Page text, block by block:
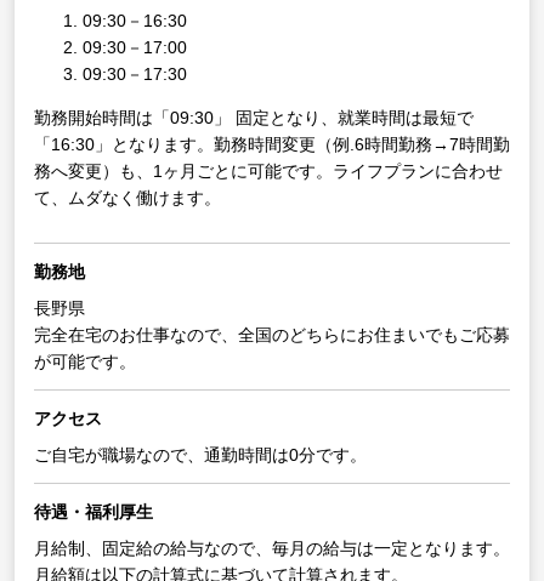
09:30－16:30
09:30－17:00
09:30－17:30
勤務開始時間は「09:30」 固定となり、就業時間は最短で
「16:30」となります。勤務時間変更（例.6時間勤務→7時間勤
務へ変更）も、1ヶ月ごとに可能です。ライフプランに合わせ
て、ムダなく働けます。
勤務地
長野県
完全在宅のお仕事なので、全国のどちらにお住まいでもご応募
が可能です。
アクセス
ご自宅が職場なので、通勤時間は0分です。
待遇・福利厚生
月給制、固定給の給与なので、毎月の給与は一定となります。
月給額は以下の計算式に基づいて計算されます。